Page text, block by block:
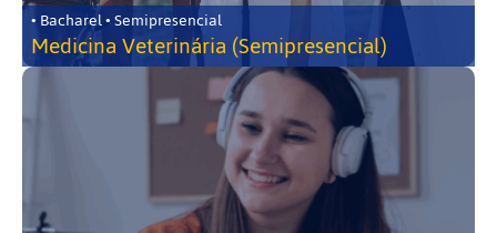
• Bacharel • Semipresencial
Medicina Veterinária (Semipresencial)